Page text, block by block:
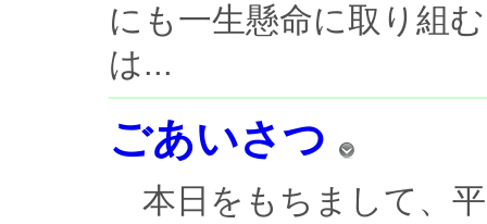
にも一生懸命に取り組
は...
ごあいさつ
本日をもちまして、